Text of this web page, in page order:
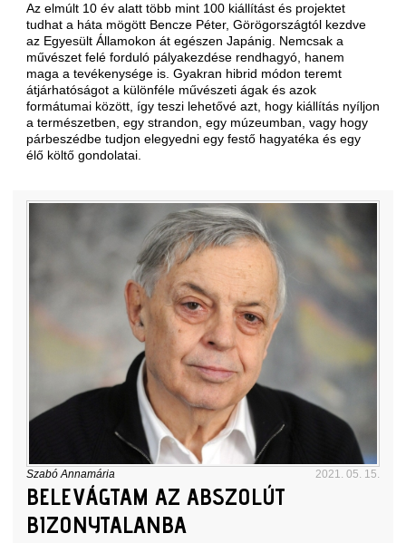
Az elmúlt 10 év alatt több mint 100 kiállítást és projektet
tudhat a háta mögött Bencze Péter, Görögországtól kezdve
az Egyesült Államokon át egészen Japánig. Nemcsak a
művészet felé forduló pályakezdése rendhagyó, hanem
maga a tevékenysége is. Gyakran hibrid módon teremt
átjárhatóságot a különféle művészeti ágak és azok
formátumai között, így teszi lehetővé azt, hogy kiállítás nyíljon
a természetben, egy strandon, egy múzeumban, vagy hogy
párbeszédbe tudjon elegyedni egy festő hagyatéka és egy
élő költő gondolatai.
Szabó Annamária 2021. 05. 15.
BELEVÁGTAM AZ ABSZOLÚT
BIZONYTALANBA